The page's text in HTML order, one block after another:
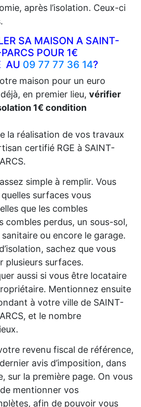
après l’isolation. Ceux-ci
SA MAISON A SAINT-
POUR 1€
AU 09 77 77 36 14?
maison pour un euro
en premier lieu, vérifier
1€ condition
la réalisation de vos travaux
certifié RGE à SAINT-
simple à remplir. Vous
surfaces vous
que les combles
combles perdus, un sous-sol,
ou encore le garage.
sachez que vous
plusieurs surfaces.
aussi si vous être locataire
Mentionnez ensuite
à votre ville de SAINT-
et le nombre
revenu fiscal de référence,
avis d’imposition, dans
sur la première page. On vous
mentionner vos
afin de pouvoir vous